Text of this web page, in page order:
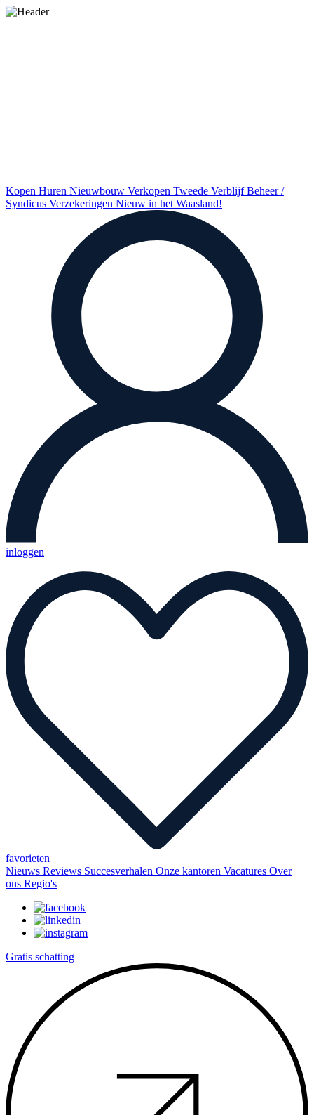
Kopen Huren Nieuwbouw Verkopen Tweede VerblijfBeheer /
Syndicus Verzekeringen Nieuw in het Waasland!
inloggen
favorieten
Nieuws Reviews Succesverhalen Onze kantoren Vacatures Over
ons Regio's
Gratis schatting